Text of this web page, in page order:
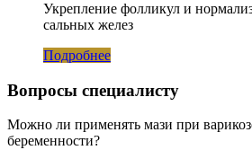
Укрепление фолликул и
сальных желез
Подробнее
Вопросы специалисту
Можно ли применять мази при
беременности?